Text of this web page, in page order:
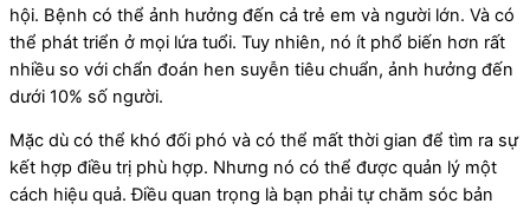
hội. Bệnh có thể ảnh hưởng đến cả trẻ em và người lớn. Và có
thể phát triển ở mọi lứa tuổi. Tuy nhiên, nó ít phổ biến hơn rất
nhiều so với chẩn đoán hen suyễn tiêu chuẩn, ảnh hưởng đến
dưới 10% số người.
Mặc dù có thể khó đối phó và có thể mất thời gian để tìm ra sự
kết hợp điều trị phù hợp. Nhưng nó có thể được quản lý một
cách hiệu quả. Điều quan trọng là bạn phải tự chăm sóc bản